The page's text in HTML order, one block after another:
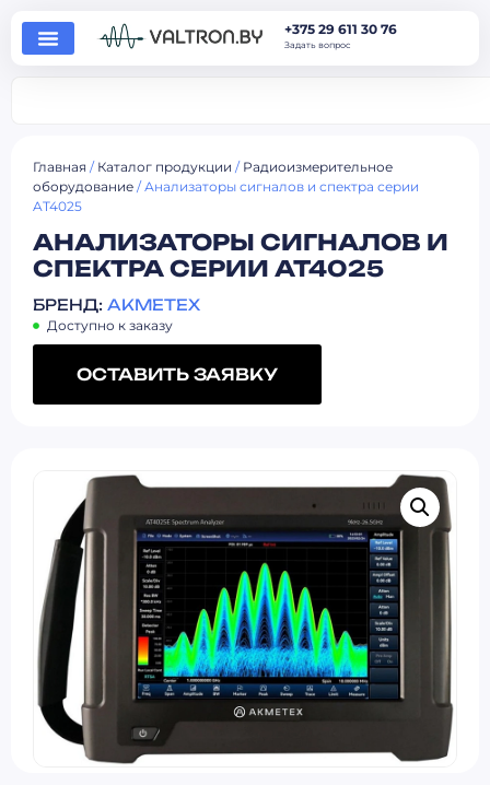
+375 29 611 30 76
Задать вопрос
Главная / Каталог продукции / Радиоизмерительное
оборудование / Анализаторы сигналов и спектра серии
AT4025
АНАЛИЗАТОРЫ СИГНАЛОВ И
СПЕКТРА СЕРИИ AT4025
БРЕНД: AKMETEX
Доступно к заказу
ОСТАВИТЬ ЗАЯВКУ